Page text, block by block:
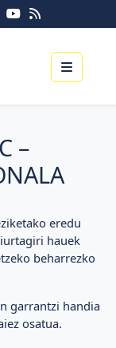
Menu
–
eredu
hauek
beharrezko
garrantzi handia
osatua.